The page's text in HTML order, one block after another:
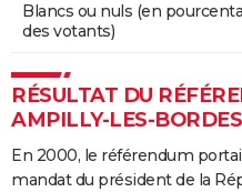
Blancs ou nuls (en
des votants)
RÉSULTAT DU
AMPILLY-LES-BORDES
En 2000, le référendum
mandat du président de la